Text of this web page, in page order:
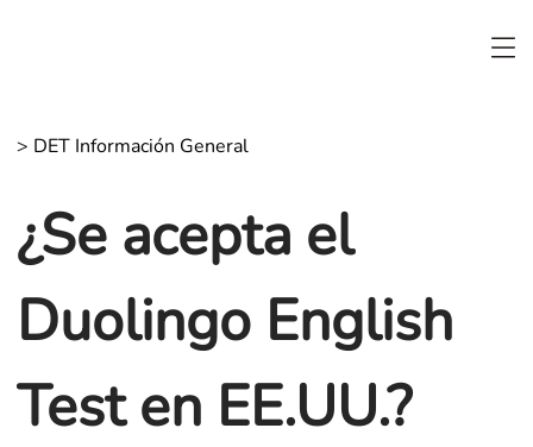
> DET Información General
¿Se acepta el
Duolingo English
Test en EE.UU.?